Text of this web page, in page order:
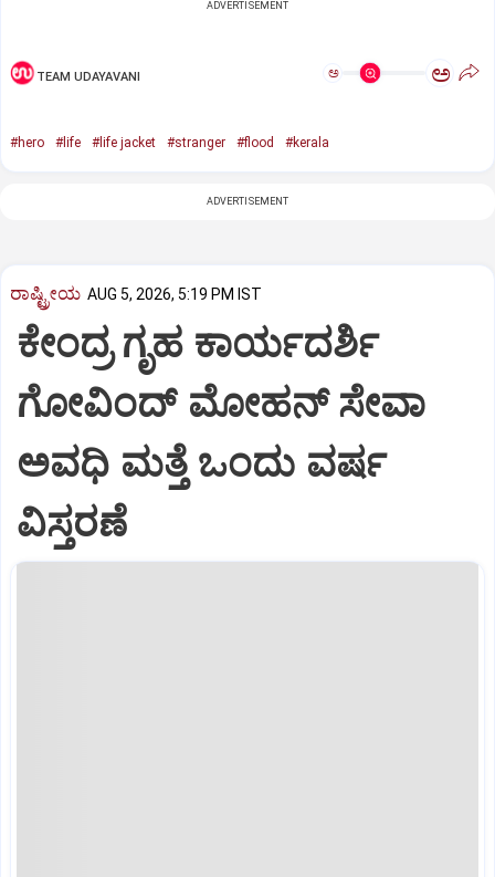
ADVERTISEMENT
TEAM UDAYAVANI ಅ ಅ
#hero #life #life jacket #stranger #flood #kerala
ADVERTISEMENT
ರಾಷ್ಟ್ರೀಯ AUG 5, 2026, 5:19 PM IST
ಕೇಂದ್ರ ಗೃಹ ಕಾರ್ಯದರ್ಶಿ
ಗೋವಿಂದ್ ಮೋಹನ್ ಸೇವಾ
ಅವಧಿ ಮತ್ತೆ ಒಂದು ವರ್ಷ
ವಿಸ್ತರಣೆ